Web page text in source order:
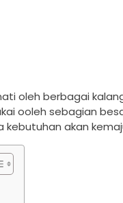
oleh berbagai
ooleh sebagian
kebutuhan akan